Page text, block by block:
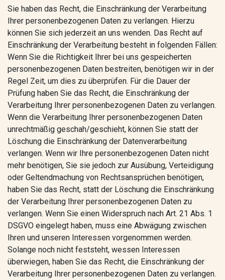
Sie haben das Recht, die Einschränkung der Verarbeitung
Ihrer personenbezogenen Daten zu verlangen. Hierzu
können Sie sich jederzeit an uns wenden. Das Recht auf
Einschränkung der Verarbeitung besteht in folgenden Fällen:
Wenn Sie die Richtigkeit Ihrer bei uns gespeicherten
personenbezogenen Daten bestreiten, benötigen wir in der
Regel Zeit, um dies zu überprüfen. Für die Dauer der
Prüfung haben Sie das Recht, die Einschränkung der
Verarbeitung Ihrer personenbezogenen Daten zu verlangen.
Wenn die Verarbeitung Ihrer personenbezogenen Daten
unrechtmäßig geschah/geschieht, können Sie statt der
Löschung die Einschränkung der Datenverarbeitung
verlangen. Wenn wir Ihre personenbezogenen Daten nicht
mehr benötigen, Sie sie jedoch zur Ausübung, Verteidigung
oder Geltendmachung von Rechtsansprüchen benötigen,
haben Sie das Recht, statt der Löschung die Einschränkung
der Verarbeitung Ihrer personenbezogenen Daten zu
verlangen. Wenn Sie einen Widerspruch nach Art. 21 Abs. 1
DSGVO eingelegt haben, muss eine Abwägung zwischen
Ihren und unseren Interessen vorgenommen werden.
Solange noch nicht feststeht, wessen Interessen
überwiegen, haben Sie das Recht, die Einschränkung der
Verarbeitung Ihrer personenbezogenen Daten zu verlangen.